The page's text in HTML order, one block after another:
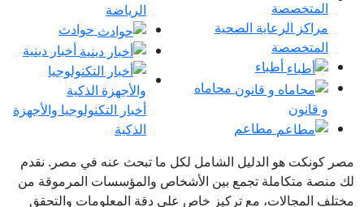
مراكز الرعاية الصحية
المتخصصة
أطباء
محاماه
و قانون
مطاعم
الرياضة
حوادث
أخبار دينية
أخبار التكنولوجيا والأجهزة
الذكية
مصر كونكت هو الدليل الشامل لكل ما تبحث عنه في مصر. نقدم
لك منصة متكاملة تجمع بين الأشخاص والمؤسسات المرموقة من
مختلف المجالات، مع تركيز خاص على دقة المعلومات والتحقق